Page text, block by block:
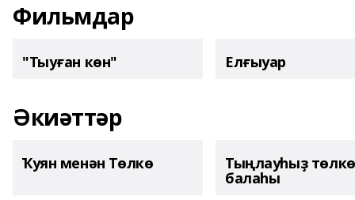
Фильмдар
"Тыуған көн" Елғыуар
Әкиәттәр
Ҡуян менән Төлкө Тыңлауһыҙ төлкө
балаһы